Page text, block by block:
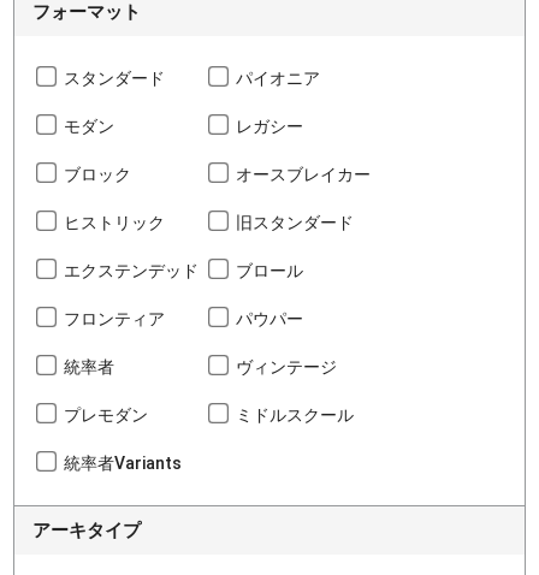
フォーマット
スタンダード パイオニア
モダン レガシー
ブロック オースブレイカー
ヒストリック 旧スタンダード
エクステンデッド ブロール
フロンティア パウパー
統率者 ヴィンテージ
プレモダン ミドルスクール
統率者Variants
アーキタイプ